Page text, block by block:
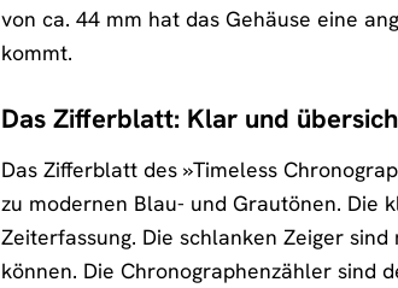
von ca. 44 mm hat das Gehäuse eine
kommt.
Das Zifferblatt: Klar und
Das Zifferblatt des »Timeless
zu modernen Blau- und Grautönen. Die
Zeiterfassung. Die schlanken Zeiger
können. Die Chronographenzähler sind